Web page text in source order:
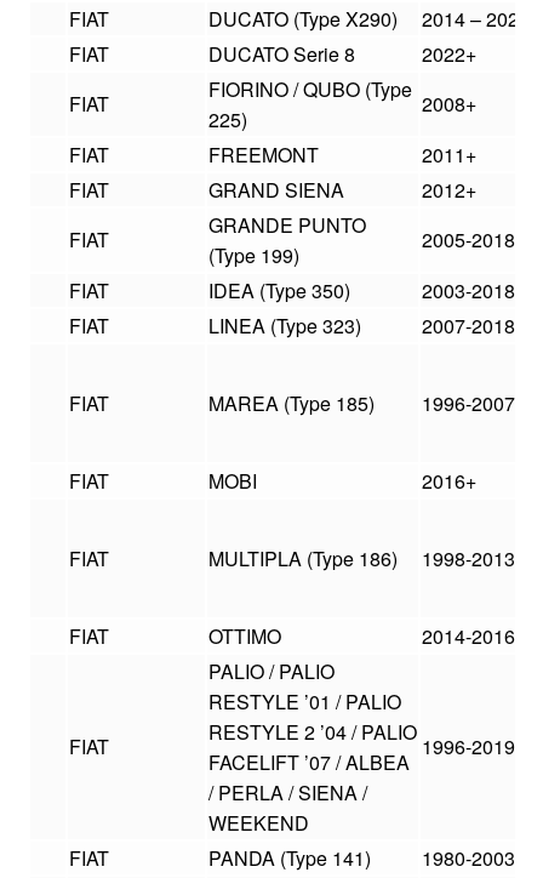
FIAT
DUCATO (Type X290) 2014 – 2021
FIAT
DUCATO Serie 8 2022+
FIAT
FIORINO / QUBO (Type
225)
2008+
FIAT
FREEMONT 2011+
FIAT
GRAND SIENA 2012+
FIAT
GRANDE PUNTO
(Type 199)
2005-2018
FIAT
IDEA (Type 350) 2003-2018
FIAT
LINEA (Type 323) 2007-2018
FIAT MAREA (Type 185) 1996-2007
FIAT MOBI 2016+
FIAT MULTIPLA (Type 186) 1998-2013
FIAT OTTIMO 2014-2016
FIAT
PALIO / PALIO
RESTYLE ’01 / PALIO
RESTYLE 2 ’04 / PALIO
FACELIFT ’07 / ALBEA
/ PERLA / SIENA /
WEEKEND
1996-2019
FIAT PANDA (Type 141) 1980-2003